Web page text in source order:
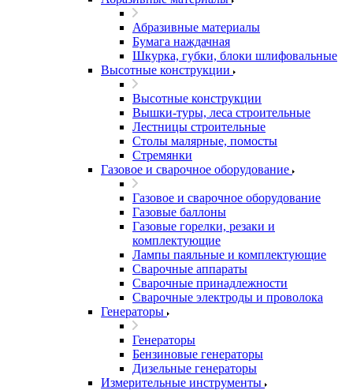
Абразивные материалы
Бумага наждачная
Шкурка, губки, блоки шлифовальные
Высотные конструкции
Высотные конструкции
Вышки-туры, леса строительные
Лестницы строительные
Столы малярные, помосты
Стремянки
Газовое и сварочное оборудование
Газовое и сварочное оборудование
Газовые баллоны
Газовые горелки, резаки и
комплектующие
Лампы паяльные и комплектующие
Сварочные аппараты
Сварочные принадлежности
Сварочные электроды и проволока
Генераторы
Генераторы
Бензиновые генераторы
Дизельные генераторы
Измерительные инструменты